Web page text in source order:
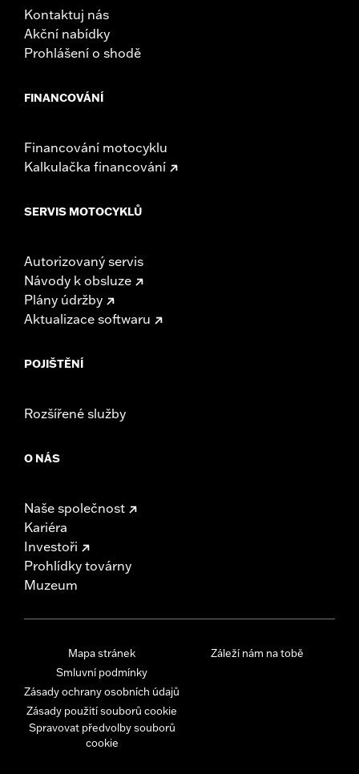
Kontaktuj nás
Akční nabídky
Prohlášení o shodě
FINANCOVÁNÍ
Financování motocyklu
Kalkulačka financování
SERVIS MOTOCYKLŮ
Autorizovaný servis
Návody k obsluze
Plány údržby
Aktualizace softwaru
POJIŠTĚNÍ
Rozšířené služby
O NÁS
Naše společnost
Kariéra
Investoři
Prohlídky továrny
Muzeum
Mapa stránek
Smluvní podmínky
Zásady ochrany osobních údajů
Zásady použití souborů cookie
Spravovat předvolby souborů
cookie
Záleží nám na tobě